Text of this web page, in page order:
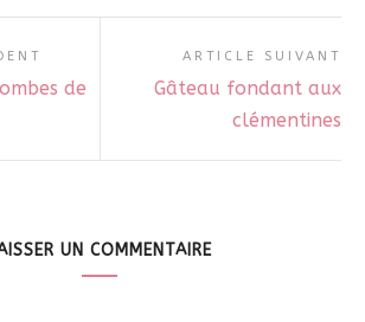
de
ARTICLE SUIVANT
Gâteau fondant aux
clémentines
UN COMMENTAIRE